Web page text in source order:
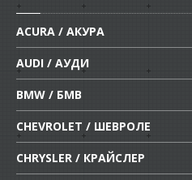
ACURA / АКУРА
AUDI / АУДИ
BMW / БМВ
CHEVROLET / ШЕВРОЛЕ
CHRYSLER / КРАЙСЛЕР